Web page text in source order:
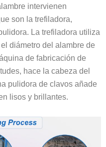
intervienen
son la trefiladora,
La trefiladora utiliza
diámetro del alambre de
de fabricación de
hace la cabeza del
pulidora de clavos añade
lisos y brillantes.